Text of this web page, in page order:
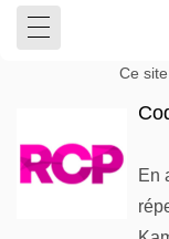
Ce
En